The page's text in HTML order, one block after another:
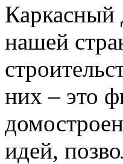
Каркасный
нашей
них – это
идей,